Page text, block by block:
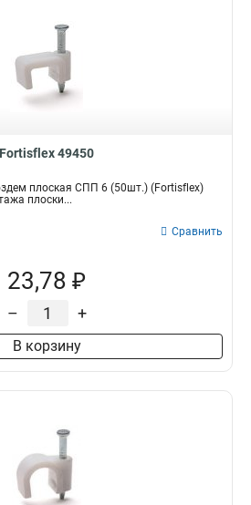
Fortisflex 49450
плоская СПП 6 (50шт.) (Fortisflex)
плоски...
Сравнить
23,78 ₽
– +
В корзину